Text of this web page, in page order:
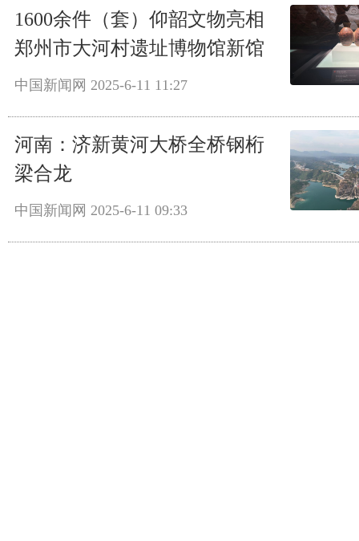
1600余件（套）仰韶文物亮相
郑州市大河村遗址博物馆新馆
中国新闻网 2025-6-11 11:27
河南：济新黄河大桥全桥钢桁
梁合龙
中国新闻网 2025-6-11 09:33